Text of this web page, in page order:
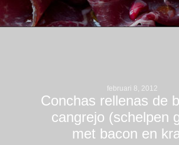
februari 8, 2012
Conchas rellenas de
cangrejo (schelpen
met bacon en